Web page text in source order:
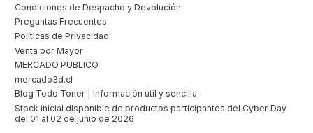
Condiciones de Despacho y Devolución
Preguntas Frecuentes
Políticas de Privacidad
Venta por Mayor
MERCADO PUBLICO
mercado3d.cl
Blog Todo Toner | Información útil y sencilla
Stock inicial disponible de productos participantes del Cyber Day
del 01 al 02 de junio de 2026